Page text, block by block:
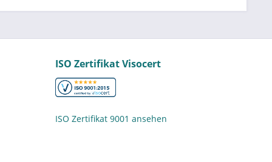
ISO Zertifikat Visocert
ISO Zertifikat 9001 ansehen